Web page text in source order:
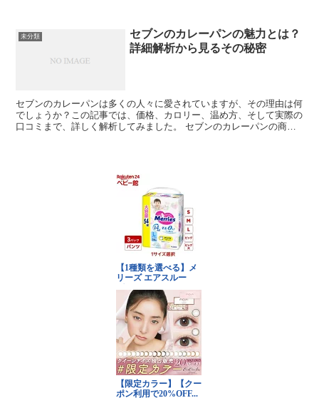
未分類
セブンのカレーパンの魅力とは？
詳細解析から見るその秘密
セブンのカレーパンは多くの人々に愛されていますが、その理由は何
でしょうか？この記事では、価格、カロリー、温め方、そして実際の
口コミまで、詳しく解析してみました。 セブンのカレーパンの商品